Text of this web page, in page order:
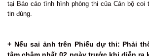
tại Báo cáo tình hình phòng thi của Cán bộ coi
tin đúng.
+ Nếu sai ảnh trên Phiếu dự thi: Phải